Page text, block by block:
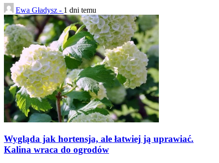
Ewa Gładysz - 1 dni temu
Wygląda jak hortensja, ale łatwiej ją uprawiać.
Kalina wraca do ogrodów